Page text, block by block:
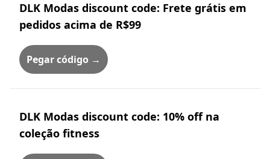
DLK Modas discount code: Frete grátis em
pedidos acima de R$99
Pegar código →
DLK Modas discount code: 10% off na
coleção fitness